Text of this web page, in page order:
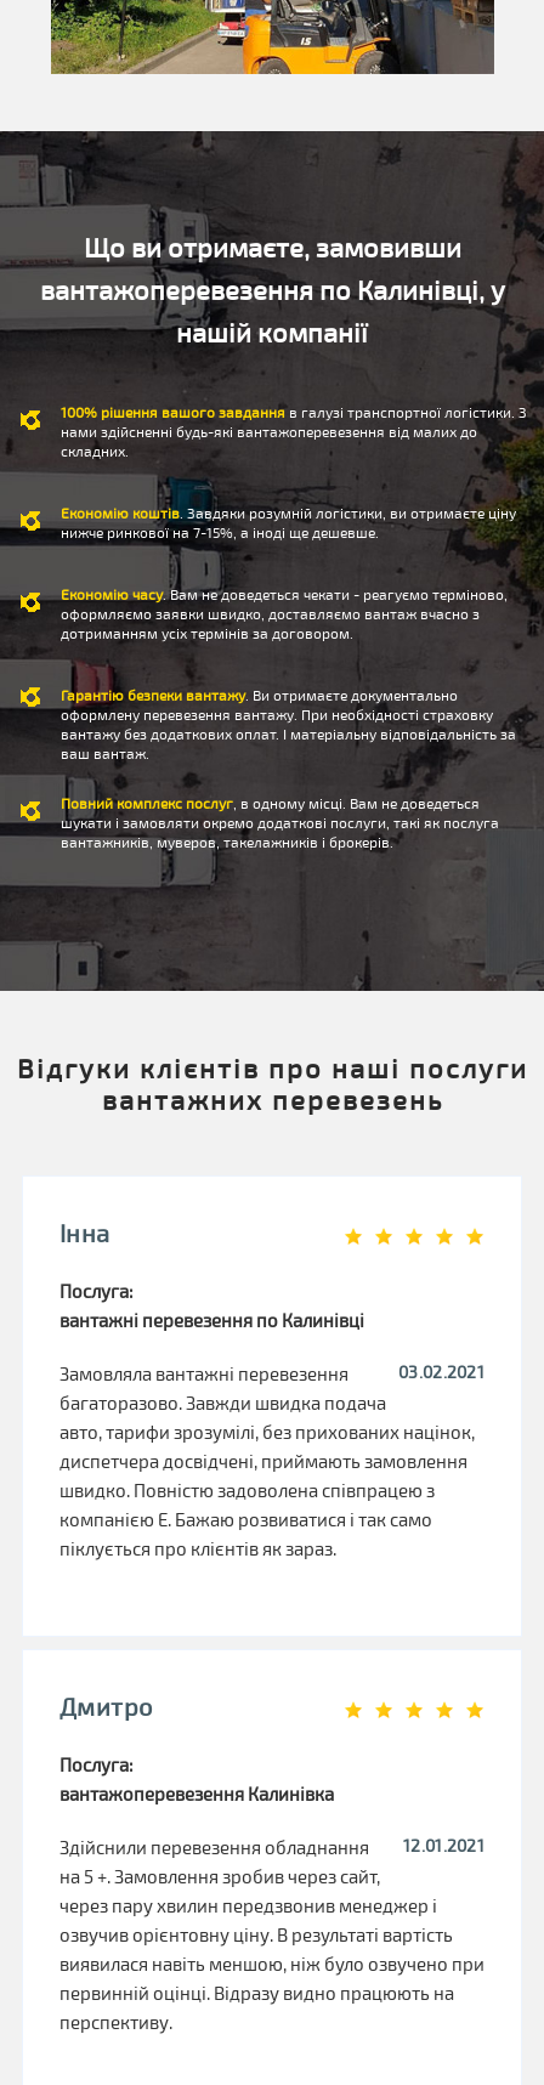
Що ви отримаєте, замовивши
вантажоперевезення по Калинівці, у
нашій компанії
100% рішення вашого завданняв галузі транспортної логістики. З
нами здійсненні будь-які вантажоперевезення від малих до
складних.
Економію коштів . Завдяки розумній логістики, ви отримаєте ціну
нижче ринкової на 7-15%, а іноді ще дешевше.
Економію часу. Вам не доведеться чекати - реагуємо терміново,
оформляємо заявки швидко, доставляємо вантаж вчасно з
дотриманням усіх термінів за договором.
Гарантію безпеки вантажу. Ви отримаєте документально
оформлену перевезення вантажу. При необхідності страховку
вантажу без додаткових оплат. І матеріальну відповідальність за
ваш вантаж.
Повний комплекс послуг , в одному місці. Вам не доведеться
шукати і замовляти окремо додаткові послуги, такі як послуга
вантажників, муверов, такелажників і брокерів.
Відгуки клієнтів про наші послуги
вантажних перевезень
Інна
Послуга:
вантажні перевезення по Калинівці
03.02.2021
Замовляла вантажні перевезення
багаторазово. Завжди швидка подача
авто, тарифи зрозумілі, без прихованих націнок,
диспетчера досвідчені, приймають замовлення
швидко. Повністю задоволена співпрацею з
компанією Е. Бажаю розвиватися і так само
піклується про клієнтів як зараз.
Дмитро
Послуга:
вантажоперевезення Калинівка
12.01.2021
Здійснили перевезення обладнання
на 5 +. Замовлення зробив через сайт,
через пару хвилин передзвонив менеджер і
озвучив орієнтовну ціну. В результаті вартість
виявилася навіть меншою, ніж було озвучено при
первинній оцінці. Відразу видно працюють на
перспективу.